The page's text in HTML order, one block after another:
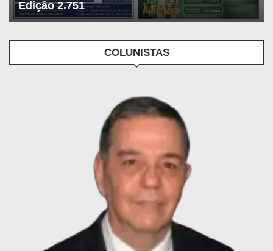
Edição 2.751
COLUNISTAS